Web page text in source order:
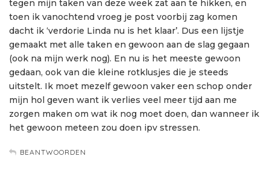
tegen mijn taken van deze week zat aan te hikken, en
toen ik vanochtend vroeg je post voorbij zag komen
dacht ik ‘verdorie Linda nu is het klaar’. Dus een lijstje
gemaakt met alle taken en gewoon aan de slag gegaan
(ook na mijn werk nog). En nu is het meeste gewoon
gedaan, ook van die kleine rotklusjes die je steeds
uitstelt. Ik moet mezelf gewoon vaker een schop onder
mijn hol geven want ik verlies veel meer tijd aan me
zorgen maken om wat ik nog moet doen, dan wanneer ik
het gewoon meteen zou doen ipv stressen.
BEANTWOORDEN